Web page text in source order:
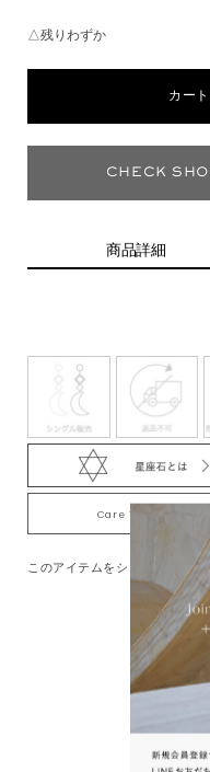
△残りわずか
カー
CHECK
商品詳細
Care Tips for
このアイテムをシェアする
You